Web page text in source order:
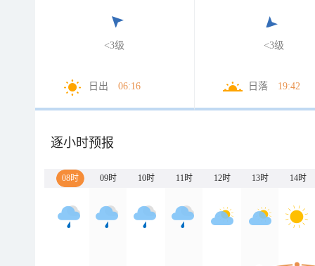
<3级
日出 06:16
<3级
日落 19:42
逐小时预报
08时 09时 10时 11时 12时 13时 14时